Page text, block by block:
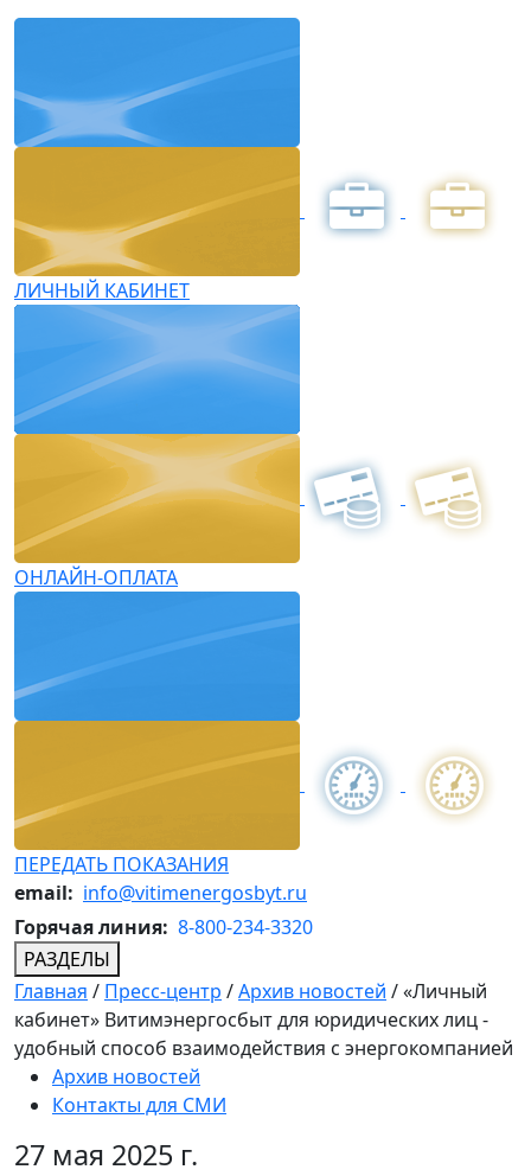
ЛИЧНЫЙ КАБИНЕТ
ОНЛАЙН-ОПЛАТА
ПЕРЕДАТЬ ПОКАЗАНИЯ
email: info@vitimenergosbyt.ru
Горячая линия: 8-800-234-3320
РАЗДЕЛЫ
Главная / Пресс-центр /Архив новостей /«Личный
кабинет» Витимэнергосбыт для юридических лиц -
удобный способ взаимодействия с энергокомпанией
Архив новостей
Контакты для СМИ
27 мая 2025 г.